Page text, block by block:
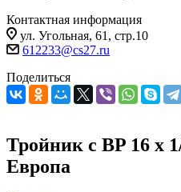
Контактная информация
ул. Угольная, 61, стр.10
612233@cs27.ru
Поделиться
Тройник с BP 16 х
Европа